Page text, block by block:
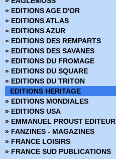
› Capitaine America - 60
› Capitaine America - 61
› Capitaine America - 62
› Capitaine America - 63
› Capitaine America - 64
› Capitaine America - 65
› Capitaine America - 66
› Capitaine America - 67
› 68-69
› 70-71
› 72-73
› 74-75
› 76-77
› 78-79
› 80-81
› 82-83
» EDITIONS AGE D'OR
» EDITIONS ATLAS
» EDITIONS AZUR
» EDITIONS DES REMPARTS
» EDITIONS DES SAVANES
» EDITIONS DU FROMAGE
» EDITIONS DU SQUARE
» EDITIONS DU TRITON
EDITIONS HERITAGE
» EDITIONS MONDIALES
» EDITIONS USA
» EMMANUEL PROUST EDITEUR
» FANZINES - MAGAZINES
» FRANCE LOISIRS
» FRANCE SUD PUBLICATIONS